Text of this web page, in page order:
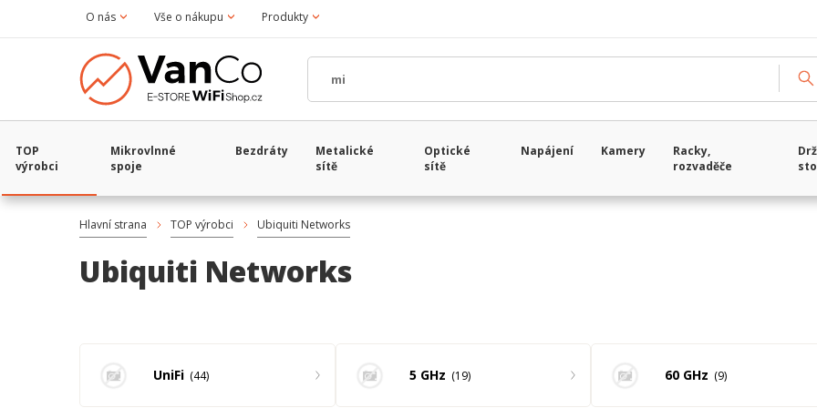
O nás Vše o nákupu Produkty
TOP
výrobci
Mikrovlnné
spoje
Bezdráty
Metalické
sítě
Optické
sítě
Napájení Kamery
Racky,
rozvaděče
Hlavní strana TOP výrobci Ubiquiti Networks
Ubiquiti Networks
UniFi 44 5 GHz 19 60 GHz 9